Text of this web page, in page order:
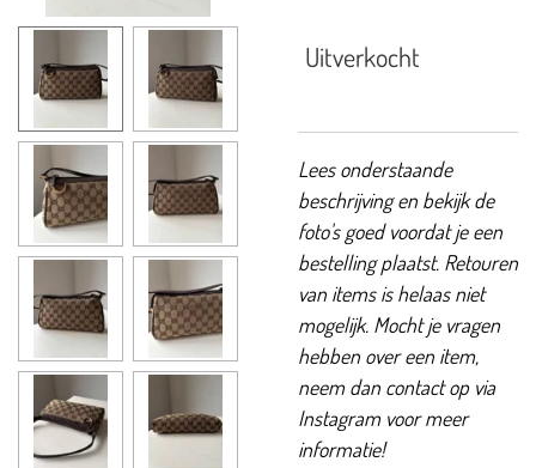
Uitverkocht
Lees onderstaande
beschrijving en bekijk de
foto's goed voordat je een
bestelling plaatst. Retouren
van items is helaas niet
mogelijk. Mocht je vragen
hebben over een item,
neem dan contact op via
Instagram voor meer
informatie!